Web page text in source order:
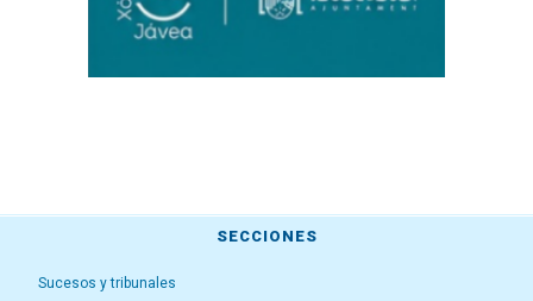
SECCIONES
Sucesos y tribunales